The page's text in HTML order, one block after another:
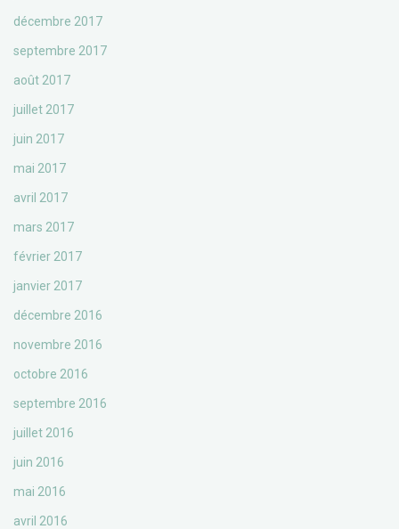
décembre 2017
septembre 2017
août 2017
juillet 2017
juin 2017
mai 2017
avril 2017
mars 2017
février 2017
janvier 2017
décembre 2016
novembre 2016
octobre 2016
septembre 2016
juillet 2016
juin 2016
mai 2016
avril 2016